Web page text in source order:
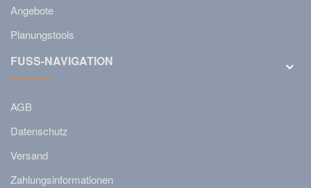
Angebote
Planungstools
FUSS-NAVIGATION
AGB
Datenschutz
Versand
Zahlungsinformationen